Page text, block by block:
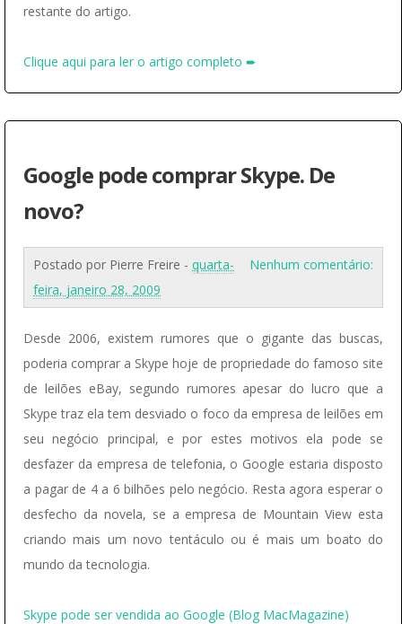
restante do artigo.
Clique aqui para ler o artigo completo ➨
Google pode comprar Skype. De
novo?
Nenhum comentário:
Postado por Pierre Freire - quarta-
feira, janeiro 28, 2009
Desde 2006, existem rumores que o gigante das buscas,
poderia comprar a Skype hoje de propriedade do famoso site
de leilões eBay, segundo rumores apesar do lucro que a
Skype traz ela tem desviado o foco da empresa de leilões em
seu negócio principal, e por estes motivos ela pode se
desfazer da empresa de telefonia, o Google estaria disposto
a pagar de 4 a 6 bilhões pelo negócio. Resta agora esperar o
desfecho da novela, se a empresa de Mountain View esta
criando mais um novo tentáculo ou é mais um boato do
mundo da tecnologia.
Skype pode ser vendida ao Google (Blog MacMagazine)